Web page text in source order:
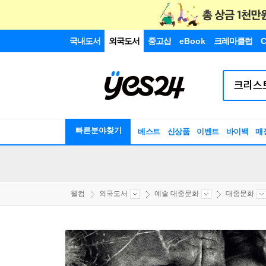
국내도서 외국도서 중고샵 eBook 크레마클럽
빠른분야찾기 베스트 신상품 이벤트 바이백 매
웰컴 외국도서 예술 대중문화 대중문화